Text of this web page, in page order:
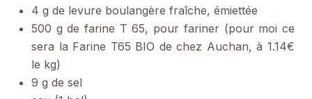
4 g de levure boulangère fraîche, émiettée
500 g de farine T 65, pour fariner (pour moi ce
sera la Farine T65 BIO de chez Auchan, à 1.14€
le kg)
9 g de sel